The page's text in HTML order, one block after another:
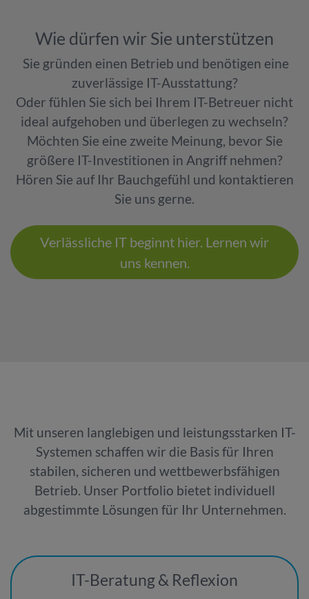
Wie dürfen wir Sie unterstützen
Sie gründen einen Betrieb und benötigen eine
zuverlässige IT-Ausstattung?
Oder fühlen Sie sich bei Ihrem IT-Betreuer nicht
ideal aufgehoben und überlegen zu wechseln?
Möchten Sie eine zweite Meinung, bevor Sie
größere IT-Investitionen in Angriff nehmen?
Hören Sie auf Ihr Bauchgefühl und kontaktieren
Sie uns gerne.
Verlässliche IT beginnt hier. Lernen wir
uns kennen.
Mit unseren langlebigen und leistungsstarken IT-
Systemen schaffen wir die Basis für Ihren
stabilen, sicheren und wettbewerbsfähigen
Betrieb. Unser Portfolio bietet individuell
abgestimmte Lösungen für Ihr Unternehmen.
IT-Beratung & Reflexion